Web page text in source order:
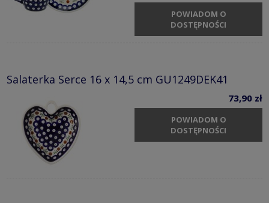
POWIADOM O
DOSTĘPNOŚCI
Salaterka Serce 16 x 14,5 cm GU1249DEK41
73,90 zł
POWIADOM O
DOSTĘPNOŚCI